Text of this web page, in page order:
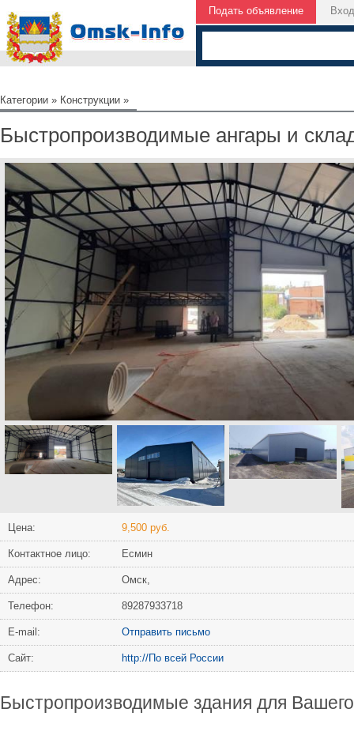
Подать объявление Вход
Категории » Конструкции »
Быстропроизводимые ангары и
Цена: 9,500 руб.
Контактное лицо: Есмин
Адрес: Омск,
Телефон: 89287933718
Е-mail: Отправить письмо
Сайт: http://По всей России
Быстропроизводимые здания для